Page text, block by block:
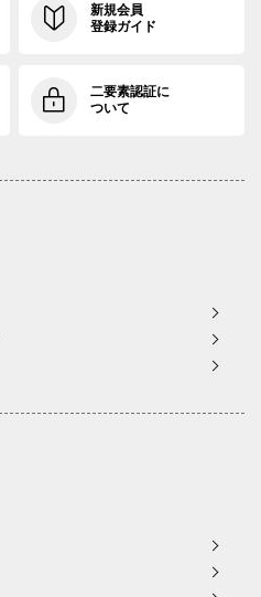
新規会員
登録ガイド
二要素認証に
ついて